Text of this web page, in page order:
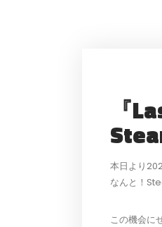
『
本日より
なんと！
この機会に